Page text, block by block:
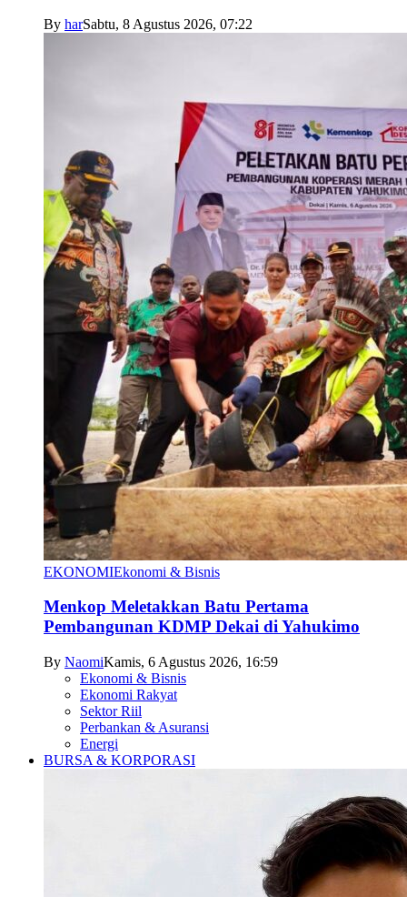
By harSabtu, 8 Agustus 2026, 07:22
EKONOMIEkonomi & Bisnis
Menkop Meletakkan Batu Pertama
Pembangunan KDMP Dekai di Yahukimo
By NaomiKamis, 6 Agustus 2026, 16:59
Ekonomi & Bisnis
Ekonomi Rakyat
Sektor Riil
Perbankan & Asuransi
Energi
BURSA & KORPORASI